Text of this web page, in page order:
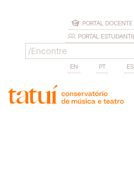
PORTAL DOCENTE
PORTAL ESTUDANTIL
EN PT ES